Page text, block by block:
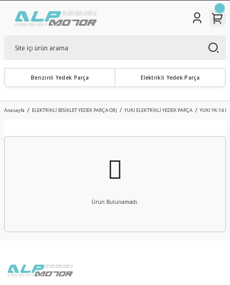
Benzinli Yedek Parça Elektrikli Yedek Parça
Anasayfa ELEKTRİKLİ BİSİKLET YEDEK PARÇA ORJ YUKI ELEKTRİKLİ YEDEK PARÇA YUKI YK-14
Ürün Bulunamadı.